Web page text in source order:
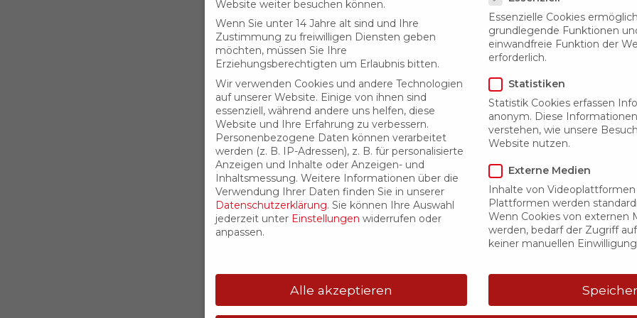
07 Eckiger Kanal
08 Spirorohr und
rund(13)
Website weiter besuchen können.
Wenn Sie unter 14 Jahre alt sind und Ihre
Zustimmung zu freiwilligen Diensten geben
möchten, müssen Sie Ihre
Erziehungsberechtigten um Erlaubnis bitten.
Wir verwenden Cookies und andere Technologien
auf unserer Website. Einige von ihnen sind
essenziell, während andere uns helfen, diese
Website und Ihre Erfahrung zu verbessern.
Personenbezogene Daten können verarbeitet
werden (z. B. IP-Adressen), z. B. für personalisierte
Anzeigen und Inhalte oder Anzeigen- und
Inhaltsmessung. Weitere Informationen über die
Verwendung Ihrer Daten finden Sie in unserer
Datenschutzerklärung. Sie können Ihre Auswahl
jederzeit unter Einstellungen widerrufen oder
anpassen.
Essenzielle Cookies
grundlegende Funktionen
einwandfreie Funktion der
erforderlich.
Statistiken
Statistik Cookies erfassen
anonym. Diese
verstehen, wie unsere
Website nutzen.
Externe Medien
Inhalte von
Plattformen werden
Wenn Cookies von externen
werden, bedarf der Zugriff
keiner manuellen
Alle akzeptieren